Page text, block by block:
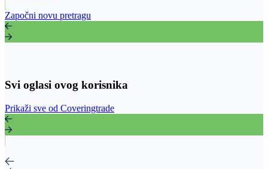
Započni novu pretragu
Svi oglasi ovog korisnika
Prikaži sve od Coveringtrade